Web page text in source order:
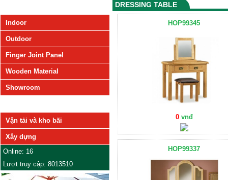
Indoor
Outdoor
Finger Joint Panel
Wooden Material
Showroom
Vận tải và kho bãi
Xây dựng
Online: 16
Lượt truy cập: 8013510
DRESSING TABLE
HOP99345
0 vnđ
HOP99337